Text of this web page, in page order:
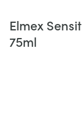
Elmex
75ml